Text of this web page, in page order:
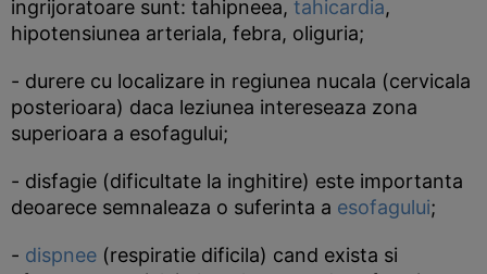
ingrijoratoare sunt: tahipneea, tahicardia,
hipotensiunea arteriala, febra, oliguria;
- durere cu localizare in regiunea nucala (cervicala
posterioara) daca leziunea intereseaza zona
superioara a esofagului;
- disfagie (dificultate la inghitire) este importanta
deoarece semnaleaza o suferinta a esofagului;
- dispnee (respiratie dificila) cand exista si